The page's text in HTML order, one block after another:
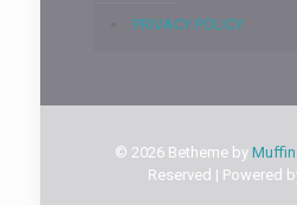
PRIVACY POLICY
© 2026 Betheme by
Reserved | Powered